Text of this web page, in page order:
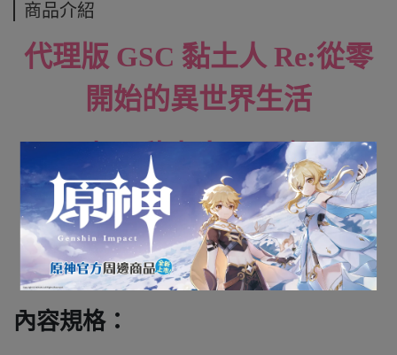
商品介紹
代理版 GSC 黏土人 Re:從零
開始的異世界生活
坐吧黏土人！ 雷姆
全新未拆封
下標前請先詢問
內容規格：